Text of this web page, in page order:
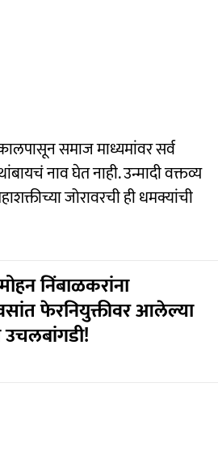
समाज माध्यमांवर सर्व
नाव घेत नाही. उन्मादी वक्तव्य
जोरावरची ही धमक्यांची
निंबाळकरांना
फेरनियुक्तीवर आलेल्या
उचलबांगडी!